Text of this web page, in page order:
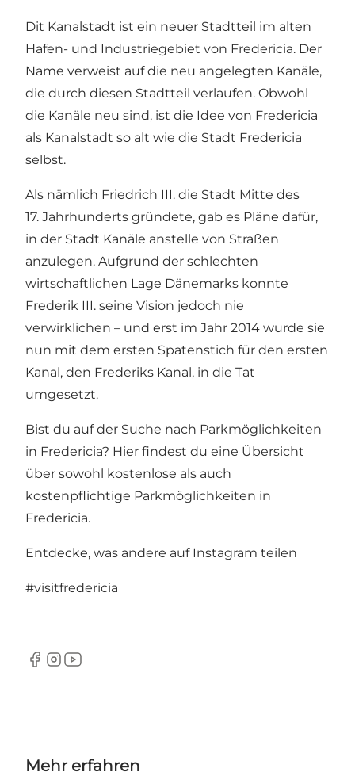
Dit Kanalstadt ist ein neuer Stadtteil im alten
Hafen- und Industriegebiet von Fredericia. Der
Name verweist auf die neu angelegten Kanäle,
die durch diesen Stadtteil verlaufen. Obwohl
die Kanäle neu sind, ist die Idee von Fredericia
als Kanalstadt so alt wie die Stadt Fredericia
selbst.
Als nämlich Friedrich III. die Stadt Mitte des
17. Jahrhunderts gründete, gab es Pläne dafür,
in der Stadt Kanäle anstelle von Straßen
anzulegen. Aufgrund der schlechten
wirtschaftlichen Lage Dänemarks konnte
Frederik III. seine Vision jedoch nie
verwirklichen – und erst im Jahr 2014 wurde sie
nun mit dem ersten Spatenstich für den ersten
Kanal, den Frederiks Kanal, in die Tat
umgesetzt.
Bist du auf der Suche nach Parkmöglichkeiten
in Fredericia? Hier findest du eine Übersicht
über sowohl kostenlose als auch
kostenpflichtige Parkmöglichkeiten in
Fredericia.
Entdecke, was andere auf Instagram teilen
#visitfredericia
Facebook
Instagram
Youtube
Mehr erfahren